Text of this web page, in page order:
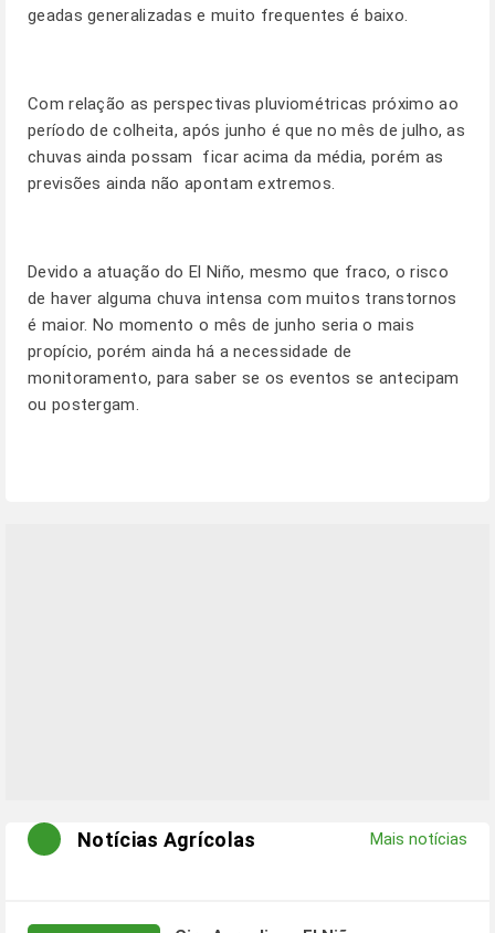
geadas generalizadas e muito frequentes é baixo.
Com relação as perspectivas pluviométricas próximo ao
período de colheita, após junho é que no mês de julho, as
chuvas ainda possam ficar acima da média, porém as
previsões ainda não apontam extremos.
Devido a atuação do El Niño, mesmo que fraco, o risco
de haver alguma chuva intensa com muitos transtornos
é maior. No momento o mês de junho seria o mais
propício, porém ainda há a necessidade de
monitoramento, para saber se os eventos se antecipam
ou postergam.
Notícias Agrícolas Mais notícias